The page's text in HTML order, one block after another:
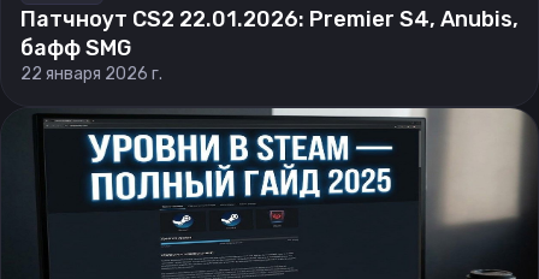
Патчноут CS2 22.01.2026: Premier S4, Anubis,
бафф SMG
22 января 2026 г.